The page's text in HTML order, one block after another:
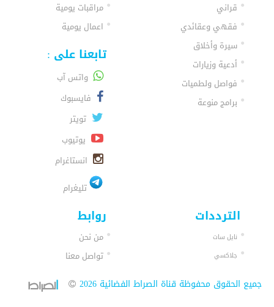
قراني
فقهي وعقائدي
سيرة وأخلاق
أدعية وزيارات
فواصل ولطميات
برامج منوعة
مراقبات يومية
اعمال يومية
تابعنا على :
واتس آب
فايسبوك
تويتر
يوتيوب
انستاغرام
تليغرام
الترددات
نايل سات
جلاكسي
روابط
من نحن
تواصل معنا
جميع الحقوق محفوظة قناة الصراط الفضائية 2026